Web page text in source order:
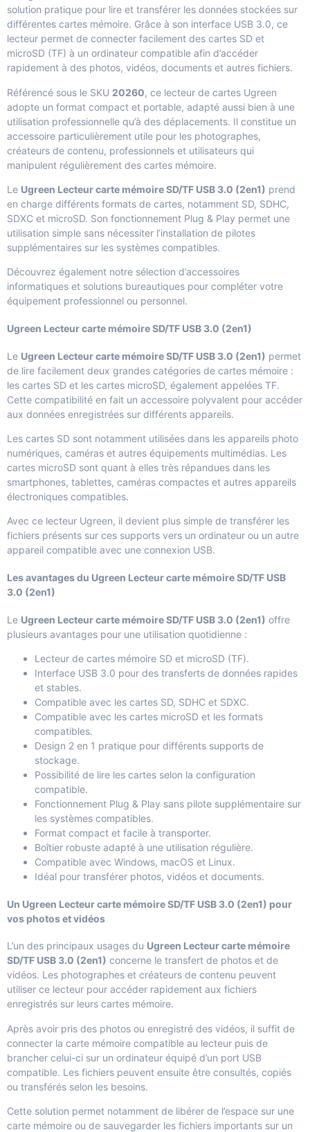
solution pratique pour lire et transférer les données stockées sur
différentes cartes mémoire. Grâce à son interface USB 3.0, ce
lecteur permet de connecter facilement des cartes SD et
microSD (TF) à un ordinateur compatible afin d’accéder
rapidement à des photos, vidéos, documents et autres fichiers.
Référencé sous le SKU 20260, ce lecteur de cartes Ugreen
adopte un format compact et portable, adapté aussi bien à une
utilisation professionnelle qu’à des déplacements. Il constitue un
accessoire particulièrement utile pour les photographes,
créateurs de contenu, professionnels et utilisateurs qui
manipulent régulièrement des cartes mémoire.
Le Ugreen Lecteur carte mémoire SD/TF USB 3.0 (2en1) prend
en charge différents formats de cartes, notamment SD, SDHC,
SDXC et microSD. Son fonctionnement Plug & Play permet une
utilisation simple sans nécessiter l’installation de pilotes
supplémentaires sur les systèmes compatibles.
Découvrez également notre sélection d’accessoires
informatiques et solutions bureautiques pour compléter votre
équipement professionnel ou personnel.
Ugreen Lecteur carte mémoire SD/TF USB 3.0 (2en1)
Le Ugreen Lecteur carte mémoire SD/TF USB 3.0 (2en1) permet
de lire facilement deux grandes catégories de cartes mémoire :
les cartes SD et les cartes microSD, également appelées TF.
Cette compatibilité en fait un accessoire polyvalent pour accéder
aux données enregistrées sur différents appareils.
Les cartes SD sont notamment utilisées dans les appareils photo
numériques, caméras et autres équipements multimédias. Les
cartes microSD sont quant à elles très répandues dans les
smartphones, tablettes, caméras compactes et autres appareils
électroniques compatibles.
Avec ce lecteur Ugreen, il devient plus simple de transférer les
fichiers présents sur ces supports vers un ordinateur ou un autre
appareil compatible avec une connexion USB.
Les avantages du Ugreen Lecteur carte mémoire SD/TF USB
3.0 (2en1)
Le Ugreen Lecteur carte mémoire SD/TF USB 3.0 (2en1) offre
plusieurs avantages pour une utilisation quotidienne :
Lecteur de cartes mémoire SD et microSD (TF).
Interface USB 3.0 pour des transferts de données rapides
et stables.
Compatible avec les cartes SD, SDHC et SDXC.
Compatible avec les cartes microSD et les formats
compatibles.
Design 2 en 1 pratique pour différents supports de
stockage.
Possibilité de lire les cartes selon la configuration
compatible.
Fonctionnement Plug & Play sans pilote supplémentaire sur
les systèmes compatibles.
Format compact et facile à transporter.
Boîtier robuste adapté à une utilisation régulière.
Compatible avec Windows, macOS et Linux.
Idéal pour transférer photos, vidéos et documents.
Un Ugreen Lecteur carte mémoire SD/TF USB 3.0 (2en1) pour
vos photos et vidéos
L’un des principaux usages du Ugreen Lecteur carte mémoire
SD/TF USB 3.0 (2en1) concerne le transfert de photos et de
vidéos. Les photographes et créateurs de contenu peuvent
utiliser ce lecteur pour accéder rapidement aux fichiers
enregistrés sur leurs cartes mémoire.
Après avoir pris des photos ou enregistré des vidéos, il suffit de
connecter la carte mémoire compatible au lecteur puis de
brancher celui-ci sur un ordinateur équipé d’un port USB
compatible. Les fichiers peuvent ensuite être consultés, copiés
ou transférés selon les besoins.
Cette solution permet notamment de libérer de l’espace sur une
carte mémoire ou de sauvegarder les fichiers importants sur un